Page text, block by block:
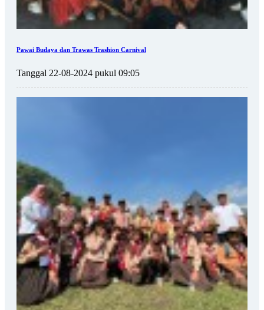
Pawai Budaya dan Trawas Trashion Carnival
Tanggal 22-08-2024 pukul 09:05